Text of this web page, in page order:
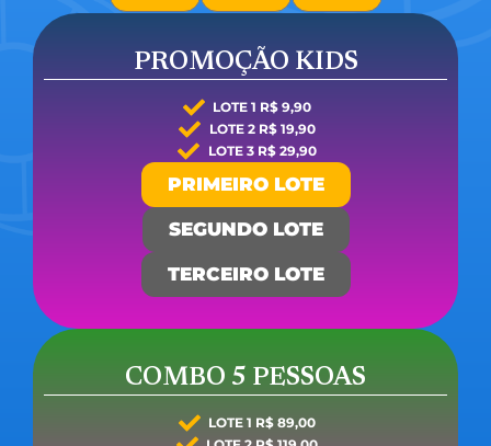
PROMOÇÃO KIDS
LOTE 1 R$ 9,90
LOTE 2 R$ 19,90
LOTE 3 R$ 29,90
PRIMEIRO LOTE
SEGUNDO LOTE
TERCEIRO LOTE
COMBO 5 PESSOAS
LOTE 1 R$ 89,00